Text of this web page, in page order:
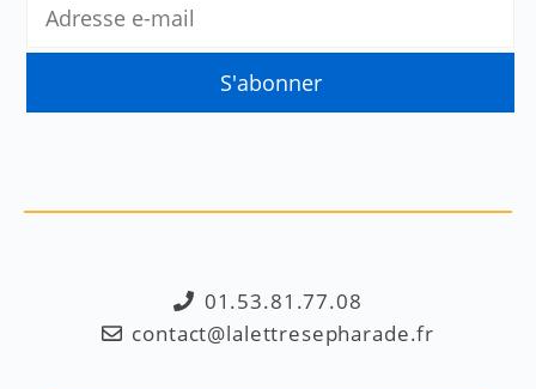
01.53.81.77.08
contact@lalettresepharade.fr